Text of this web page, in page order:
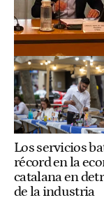
Los servicios
récord en la
catalana en
de la industria